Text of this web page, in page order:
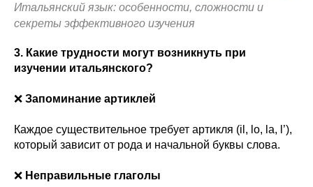
Итальянский язык: особенности, сложности и
секреты эффективного изучения
3. Какие трудности могут возникнуть при
изучении итальянского?
❌ Запоминание артиклей
Каждое существительное требует артикля (il, lo, la, l’),
который зависит от рода и начальной буквы слова.
❌ Неправильные глаголы